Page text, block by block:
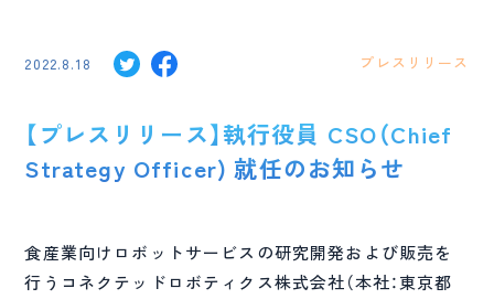
【プレスリリース】執行役員 CSO（Chief
Strategy Officer) 就任のお知らせ
2022.8.18 プレスリリース
食産業向けロボットサービスの研究開発および販売を
行うコネクテッドロボティクス株式会社（本社：東京都